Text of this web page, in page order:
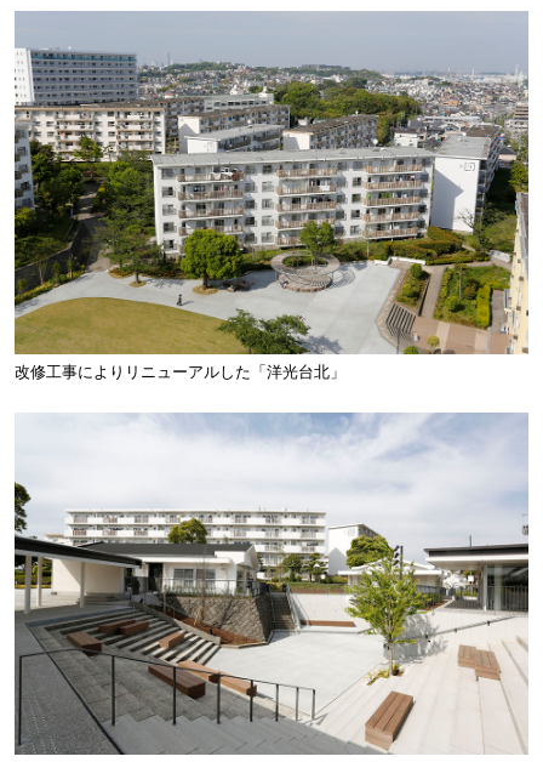
改修工事によりリニューアルした「洋光台北」